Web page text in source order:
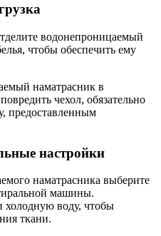
водонепроницаемый
чтобы обеспечить ему
наматрасник в
чехол, обязательно
предоставленным
настройки
наматрасника выберите
машины.
воду, чтобы
ткани.